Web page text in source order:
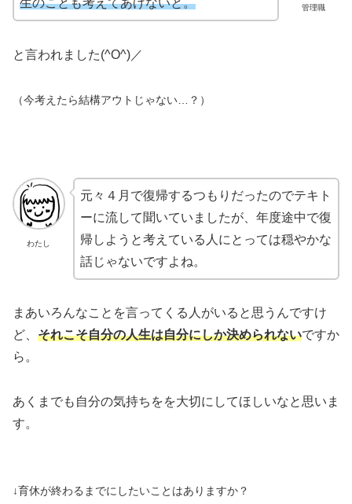
管理職
生のことも考えてあげないと。
と言われました(^O^)／
（今考えたら結構アウトじゃない…？）
わたし
元々４月で復帰するつもりだったのでテキト
ーに流して聞いていましたが、年度途中で復
帰しようと考えている人にとっては穏やかな
話じゃないですよね。
まあいろんなことを言ってくる人がいると思うんですけ
ど、 それこそ自分の人生は自分にしか決められないですか
ら。
あくまでも自分の気持ちをを大切にしてほしいなと思いま
す。
↓育休が終わるまでにしたいことはありますか？